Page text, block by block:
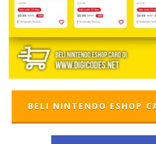
BELI NINTENDO ESHOP